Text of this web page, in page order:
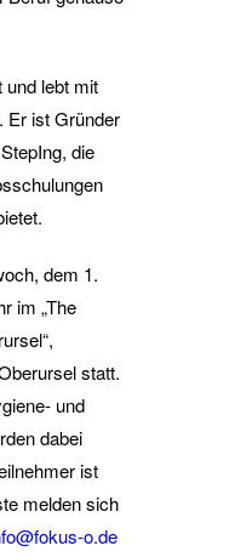
und lebt mit
Er ist Gründer
die
dem 1.
im „The
statt.
und
dabei
ist
melden sich
o.de